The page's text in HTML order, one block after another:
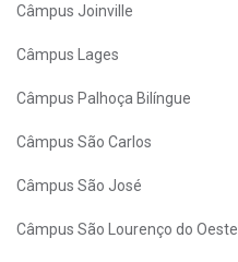
Câmpus Joinville
Câmpus Lages
Câmpus Palhoça Bilíngue
Câmpus São Carlos
Câmpus São José
Câmpus São Lourenço do Oeste